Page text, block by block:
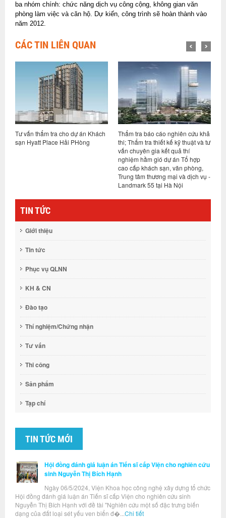
ba nhóm chính: chức năng dịch vụ công cộng, không gian văn
phòng làm việc và căn hộ. Dự kiến, công trình sẽ hoàn thành vào
năm 2012.
CÁC TIN LIÊN QUAN
Tư vấn thẩm tra cho dự án Khách
sạn Hyatt Place Hải PHòng
Thẩm tra báo cáo nghiên cứu khả
thi; Thẩm tra thiết kế kỹ thuật và tư
vấn chuyên gia kết quả thí
nghiệm hầm gió dự án Tổ hợp
cao cấp khách sạn, văn phòng,
Trung tâm thương mại và dịch vụ -
Landmark 55 tại Hà Nội
TIN TỨC
Giới thiệu
Tin tức
Phục vụ QLNN
KH & CN
Đào tạo
Thí nghiệm/Chứng nhận
Tư vấn
Thi công
Sản phẩm
Tạp chí
TIN TỨC MỚI
Hội đồng đánh giá luận án Tiến sĩ cấp Viện cho nghiên cứu
sinh Nguyễn Thị Bích Hạnh
Ngày 06/5/2024, Viện Khoa học công nghệ xây dựng tổ chức
Hội đồng đánh giá luận án Tiến sĩ cấp Viện cho nghiên cứu sinh
Nguyễn Thị Bích Hạnh với đề tài "Nghiên cứu một số đặc trưng biến
dạng của đất loại sét yếu ven biển đ�... Chi tiết